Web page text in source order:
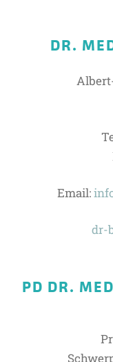
DR.
Email:
dr-
PD DR.